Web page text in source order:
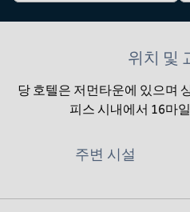
위치 및
당 호텔은 저먼타운에 있으며
피스 시내에서 16마
주변 시설